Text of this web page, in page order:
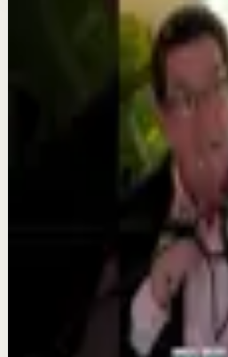
Más de este canal
Camilo Cruz University
¡La mente es poderosa!
Dr. Camilo Cruz
¿Sabías que no tener